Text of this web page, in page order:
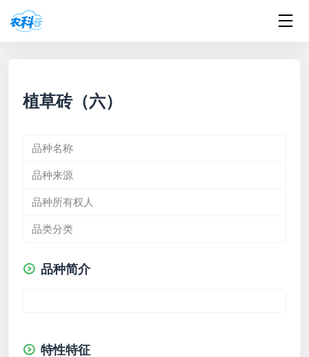
植草砖（六）
品种名称
品种来源
品种所有权人
品类分类
品种简介
特性特征